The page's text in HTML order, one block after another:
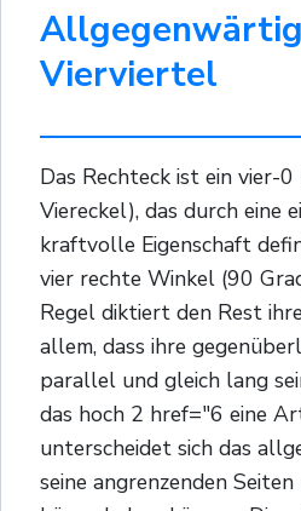
Vierviertel
Das Rechteck ist ein vier-
Viereckel), das durch eine
kraftvolle Eigenschaft
vier rechte Winkel (90
Regel diktiert den Rest
allem, dass ihre
parallel und gleich lang
das hoch 2 href="6 eine
unterscheidet sich das
seine angrenzenden